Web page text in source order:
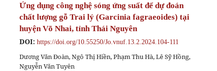
Ứng dụng công nghệ sóng ứng suất để dự đoán
chất lượng gỗ Trai lý (Garcinia fagraeoides) tại
huyện Võ Nhai, tỉnh Thái Nguyên
DOI: https://doi.org/10.55250/Jo.vnuf.13.2.2024.104-111
Dương Văn Đoàn, Ngô Thị Hiền, Phạm Thu Hà, Lê Sỹ Hồng,
Nguyễn Văn Tuyên